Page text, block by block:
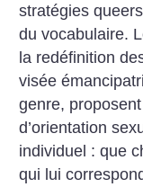
stratégies
du vocabulaire.
la redéfinition
visée
genre,
d’orientation
individuel : que
qui lui